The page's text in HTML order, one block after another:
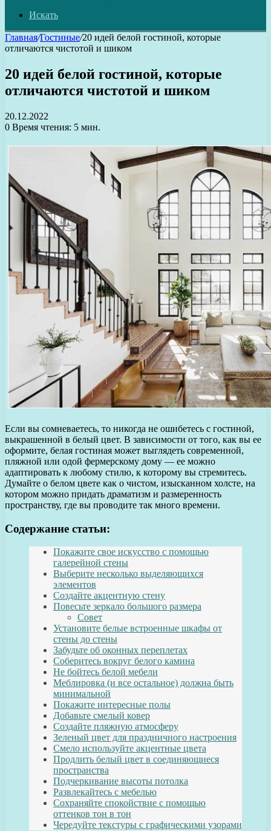
Искать
Главная/Гостиные/20 идей белой гостиной, которые
отличаются чистотой и шиком
20 идей белой гостиной, которые
отличаются чистотой и шиком
20.12.2022
0 Время чтения: 5 мин.
Если вы сомневаетесь, то никогда не ошибетесь с гостиной,
выкрашенной в белый цвет. В зависимости от того, как вы ее
оформите, белая гостиная может выглядеть современной,
пляжной или одой фермерскому дому — ее можно
адаптировать к любому стилю, к которому вы стремитесь.
Думайте о белом цвете как о чистом, изысканном холсте, на
котором можно придать драматизм и размеренность
пространству, где вы проводите так много времени.
Содержание статьи:
Покажите свое искусство с помощью
галерейной стены
Выберите несколько выделяющихся
элементов
Создайте акцентную стену
Повесьте зеркало большого размера
Совет
Установите белые встроенные шкафы от
стены до стены
Забудьте об оконных переплетах
Соберитесь вокруг белого камина
Не бойтесь белой мебели
Меблировка (и все остальное) должна быть
минимальной
Покажите интересные полы
Добавьте смелый ковер
Создайте пляжную атмосферу
Зеленый цвет для праздничного настроения
Смело используйте акцентные цвета
Продлить белый цвет в соединяющиеся
пространства
Подчеркивание высоты потолка
Развлекайтесь с мебелью
Сохраняйте спокойствие с помощью
оттенков тон в тон
Чередуйте текстуры с графическими узорами